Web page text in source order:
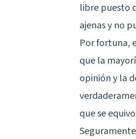
libre puesto
ajenas y no
Por fortuna,
que la
opinión y la
que se